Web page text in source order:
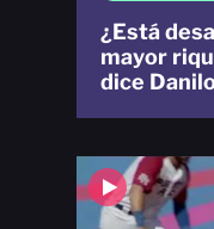
¿Está
mayor
dice